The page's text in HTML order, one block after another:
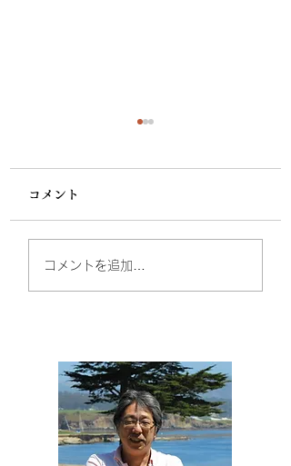
父には及ばず 長篠城
と設楽原 ～
コメント
コメントを追加…